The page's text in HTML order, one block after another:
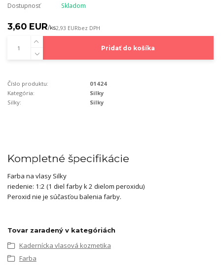
Dostupnosť Skladom
3,60 EUR/ks2,93 EURbez DPH
Pridať do košíka
Číslo produktu:
01424
Kategória:
Silky
Silky:
Silky
Kompletné špecifikácie
Farba na vlasy Silky
riedenie: 1:2 (1 diel farby k 2 dielom peroxidu)
Peroxid nie je súčasťou balenia farby.
Tovar zaradený v kategóriách
Kadernícka vlasová kozmetika
Farba